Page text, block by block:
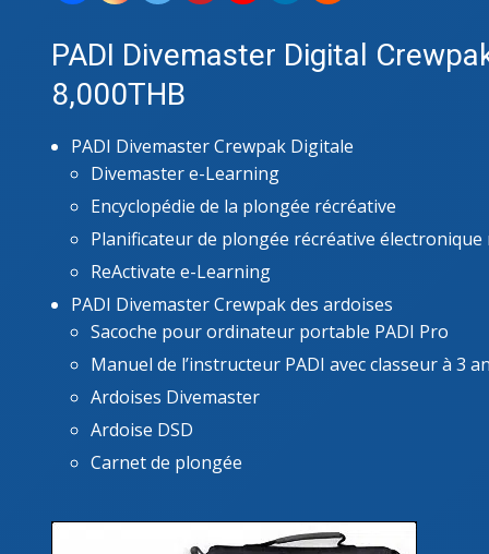
PADI Divemaster Digital
8,000THB
PADI Divemaster Crewpak Digitale
Divemaster e-Learning
Encyclopédie de la plongée récréative
Planificateur de plongée récréative électronique
ReActivate e-Learning
PADI Divemaster Crewpak des ardoises
Sacoche pour ordinateur portable PADI Pro
Manuel de l’instructeur PADI avec classeur à 3
Ardoises Divemaster
Ardoise DSD
Carnet de plongée